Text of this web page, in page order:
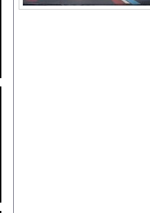
私「ちょっと、人の家の金庫触ら